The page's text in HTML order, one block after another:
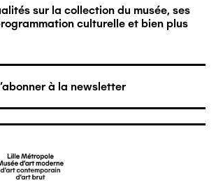
sur la collection du musée, ses
culturelle et bien plus
à la newsletter